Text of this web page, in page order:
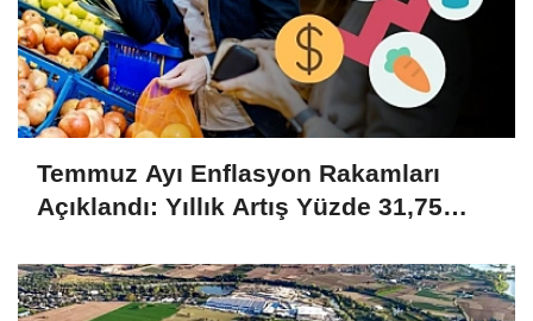
Temmuz Ayı Enflasyon Rakamları
Açıklandı: Yıllık Artış Yüzde 31,75